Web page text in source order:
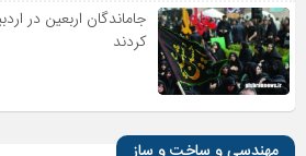
جاماندگان اربعین در
کردند